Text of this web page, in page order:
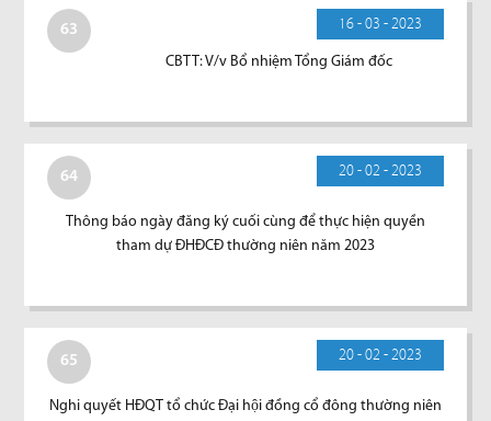
63 16 - 03 - 2023
CBTT: V/v Bổ nhiệm Tổng Giám đốc
64 20 - 02 - 2023
Thông báo ngày đăng ký cuối cùng để thực hiện quyền
tham dự ĐHĐCĐ thường niên năm 2023
65 20 - 02 - 2023
Nghi quyết HĐQT tổ chức Đại hội đồng cổ đông thường niên